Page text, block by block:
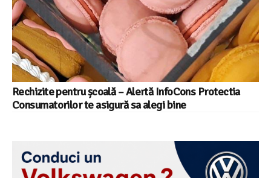
Rechizite pentru școală – Alertă InfoCons Protectia
Consumatorilor te asigură sa alegi bine